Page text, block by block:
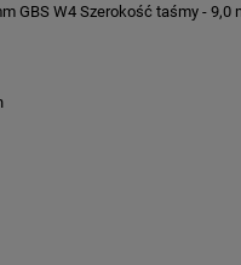
GBS W4 Szerokość taśmy -